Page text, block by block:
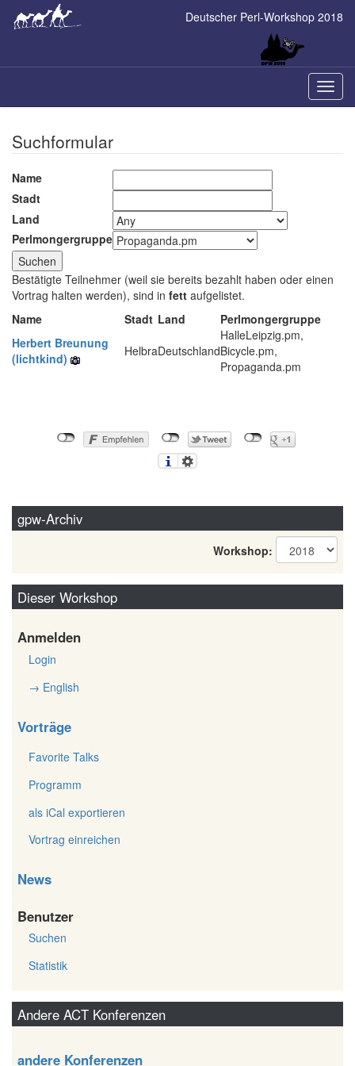
Deutscher Perl-Workshop 2018
ein-/
Suchformular
Name
Stadt
Land
Perlmongergruppe
Bestätigte Teilnehmer (weil sie bereits bezahlt haben oder einen
Vortrag halten werden), sind in fett aufgelistet.
Name
Stadt Land
Perlmongergruppe
Herbert Breunung
(‎lichtkind‎)
HelbraDeutschland
HalleLeipzig.pm,
Bicycle.pm,
Propaganda.pm
gpw-Archiv
Workshop:
Dieser Workshop
Anmelden
Login
→ English
Vorträge
Favorite Talks
Programm
als iCal exportieren
Vortrag einreichen
News
Benutzer
Suchen
Statistik
Andere ACT Konferenzen
andere Konferenzen